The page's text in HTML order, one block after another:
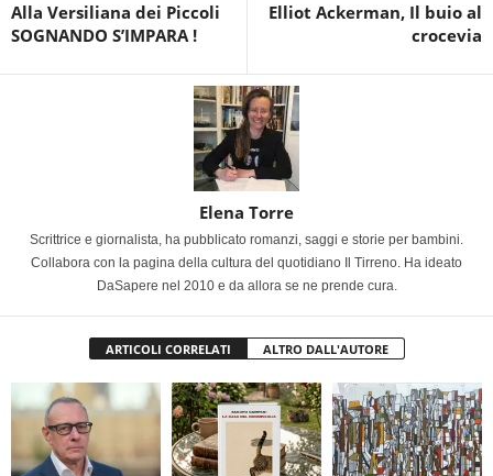
Alla Versiliana dei Piccoli
SOGNANDO S’IMPARA !
Elliot Ackerman, Il buio al
crocevia
Elena Torre
Scrittrice e giornalista, ha pubblicato romanzi, saggi e storie per bambini.
Collabora con la pagina della cultura del quotidiano Il Tirreno. Ha ideato
DaSapere nel 2010 e da allora se ne prende cura.
ARTICOLI CORRELATI ALTRO DALL'AUTORE